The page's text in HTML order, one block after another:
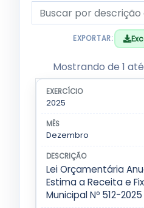
Descrição da
EXPORTAR:
Tabela de
Mostrando de 1
Lista de publicações
EXERCÍCIO
2025
Dezembro
Lei Orçamentária
Estima a Receita e
Municipal Nº 512-